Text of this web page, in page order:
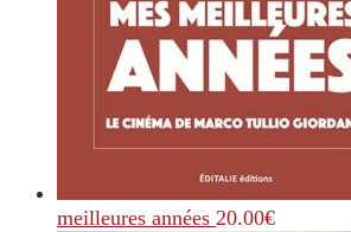
meilleures années 20.00€